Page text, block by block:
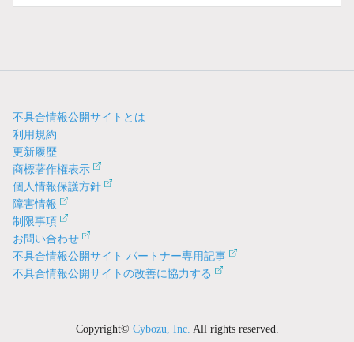
不具合情報公開サイトとは
利用規約
更新履歴
商標著作権表示
個人情報保護方針
障害情報
制限事項
お問い合わせ
不具合情報公開サイト パートナー専用記事
不具合情報公開サイトの改善に協力する
Copyright© Cybozu, Inc. All rights reserved.